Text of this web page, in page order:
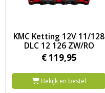
KMC Ketting 12V 11/128
DLC 12 126 ZW/RO
€119,95
Bekijk en bestel